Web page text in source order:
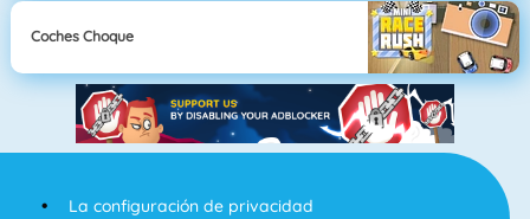
Coches Choque
La configuración de privacidad